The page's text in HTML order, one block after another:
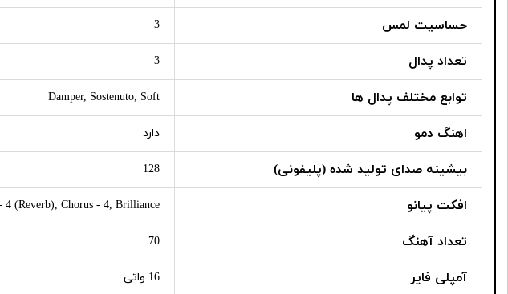
حساسیت لمس 3
تعداد پدال 3
توابع مختلف پدال ها Damper, Sostenuto, Soft
اهنگ دمو دارد
بیشینه صدای تولید شده (پلیفونی) 128
افکت پیانو 4 (Reverb), Chorus - 4, Brilliance
تعداد آهنگ 70
آمپلی فایر 16 واتی